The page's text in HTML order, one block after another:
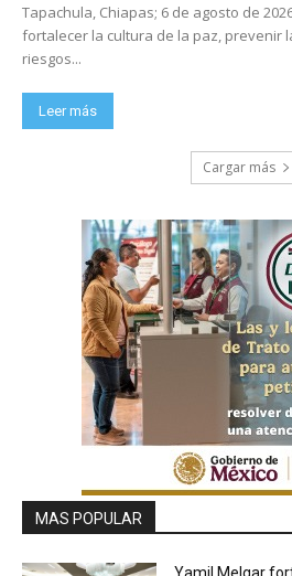
Tapachula, Chiapas; 6 de agosto de
fortalecer la cultura de la paz, prevenir
riesgos...
Leer más
Cargar más
MAS POPULAR